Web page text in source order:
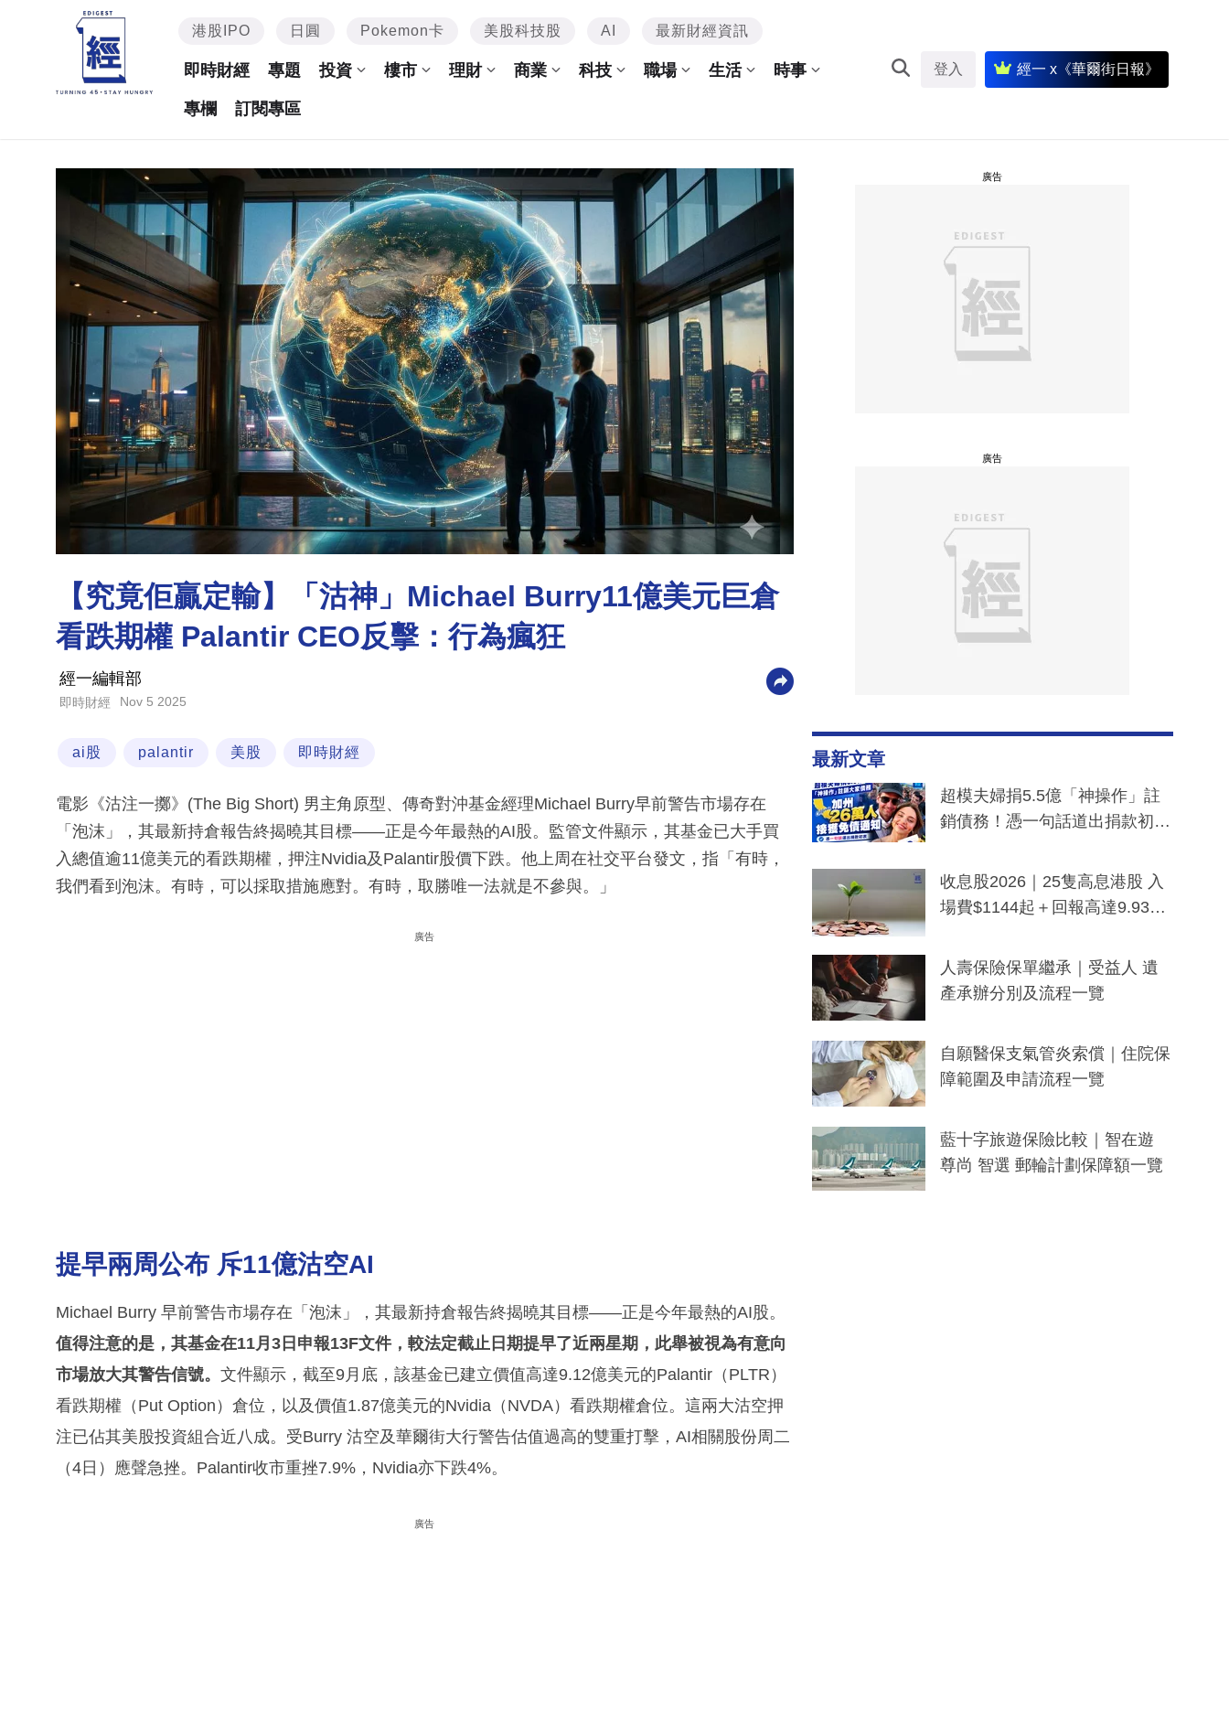
港股IPO 日圓 Pokemon卡 美股科技股 AI 最新財經資訊
即時財經 專題 投資 樓市 理財 商業 科技 職場 生活 時事
專欄 訂閱專區
登入 經一 x《華爾街日報》
【究竟佢贏定輸】「沽神」Michael Burry11億美元巨倉
看跌期權 Palantir CEO反擊：行為瘋狂
經一編輯部
即時財經 Nov 5 2025
ai股 palantir 美股 即時財經
電影《沽注一擲》(The Big Short) 男主角原型、傳奇對沖基金經理Michael Burry早前警告市場存在
「泡沫」，其最新持倉報告終揭曉其目標——正是今年最熱的AI股。監管文件顯示，其基金已大手買
入總值逾11億美元的看跌期權，押注Nvidia及Palantir股價下跌。他上周在社交平台發文，指「有時，
我們看到泡沫。有時，可以採取措施應對。有時，取勝唯一法就是不參與。」
廣告
提早兩周公布 斥11億沽空AI
Michael Burry 早前警告市場存在「泡沫」，其最新持倉報告終揭曉其目標——正是今年最熱的AI股。
值得注意的是，其基金在11月3日申報13F文件，較法定截止日期提早了近兩星期，此舉被視為有意向
市場放大其警告信號。 文件顯示，截至9月底，該基金已建立價值高達9.12億美元的Palantir（PLTR）
看跌期權（Put Option）倉位，以及價值1.87億美元的Nvidia（NVDA）看跌期權倉位。這兩大沽空押
注已佔其美股投資組合近八成。受Burry 沽空及華爾街大行警告估值過高的雙重打擊，AI相關股份周二
（4日）應聲急挫。Palantir收市重挫7.9%，Nvidia亦下跌4%。
廣告
廣告
廣告
最新文章
超模夫婦捐5.5億「神操作」註
銷債務！憑一句話道出捐款初
一度被誤當詐騙手段
收息股2026｜25隻高息港股 入
場費$1144起＋回報高達9.93
人壽保險保單繼承｜受益人 遺
產承辦分別及流程一覽
自願醫保支氣管炎索償｜住院保
障範圍及申請流程一覽
藍十字旅遊保險比較｜智在遊
尊尚 智選 郵輪計劃保障額一覽